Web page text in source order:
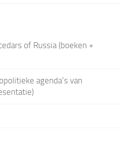
of Russia (boeken +
agenda’s van